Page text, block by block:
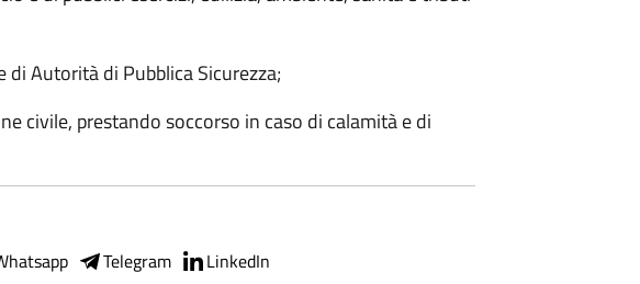
di Autorità di Pubblica Sicurezza;
civile, prestando soccorso in caso di calamità e di
Telegram LinkedIn